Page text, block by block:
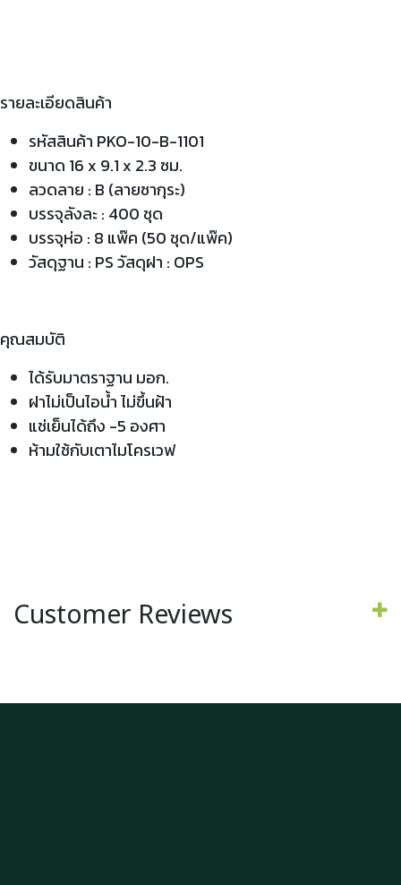
รายละเอียดสินค้า
รหัสสินค้า PKO-10-B-1101
ขนาด 16 x 9.1 x 2.3 ซม.
ลวดลาย : B (ลายซากุระ)
บรรจุลังละ : 400 ชุด
บรรจุห่อ : 8 แพ๊ค (50 ชุด/แพ๊ค)
วัสดุฐาน : PS วัสดุฝา : OPS
คุณสมบัติ
ได้รับมาตราฐาน มอก.
ฝาไม่เป็นไอน้ำ ไม่ขึ้นฝ้า
แช่เย็นได้ถึง -5 องศา
ห้ามใช้กับเตาไมโครเวฟ
Customer Reviews